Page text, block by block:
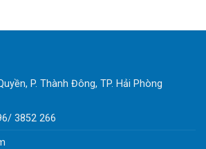
P. Thành Đông, TP. Hải Phòng
3852 266